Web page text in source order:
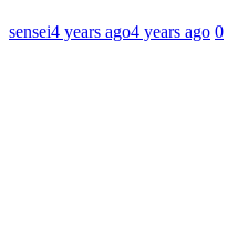
sensei4 years ago4 years ago 0